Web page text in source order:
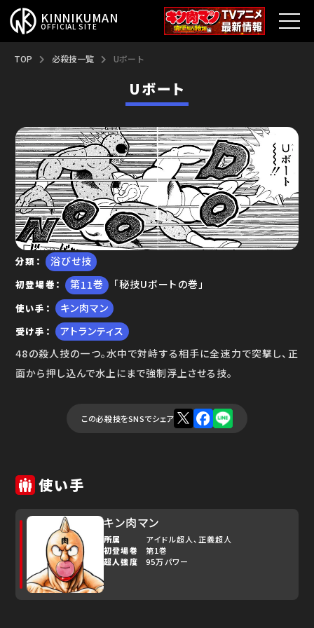
KINNIKUMAN
OFFICIAL SITE
TOP
最新情報
アニメ
コミックス
特集
超人総選挙
新超人募集
ゆで問答
TOP 必殺技一覧 Uボート
Uボート
分類 浴びせ技
初登場巻 11 「秘技Uボートの巻」
使い手 キン肉マン
受け手
アトランティス
48の殺人技の一つ。水中で対峙する相手に全速力で突撃し、正
面から押し込んで水上にまで強制浮上させる技。
この必殺技をSNSでシェア
使い手
キン肉マン
所属 アイドル超人
正義超人
初登場巻
第1巻
超人強度
95万パワー